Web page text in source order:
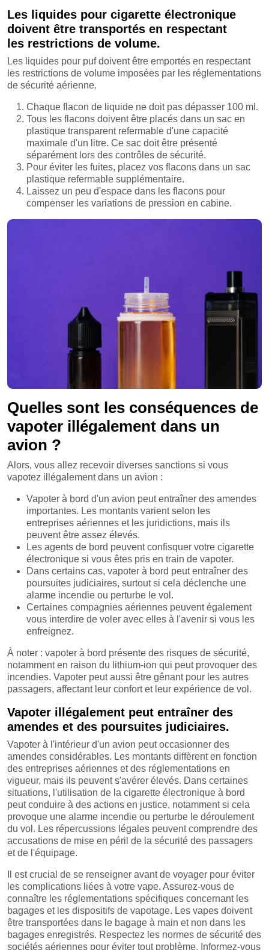
Les liquides pour cigarette électronique
doivent être transportés en respectant
les restrictions de volume.
Les liquides pour puf doivent être emportés en respectant
les restrictions de volume imposées par les réglementations
de sécurité aérienne.
Chaque flacon de liquide ne doit pas dépasser 100 ml.
Tous les flacons doivent être placés dans un sac en
plastique transparent refermable d'une capacité
maximale d'un litre. Ce sac doit être présenté
séparément lors des contrôles de sécurité.
Pour éviter les fuites, placez vos flacons dans un sac
plastique refermable supplémentaire.
Laissez un peu d'espace dans les flacons pour
compenser les variations de pression en cabine.
Quelles sont les conséquences de
vapoter illégalement dans un
avion ?
Alors, vous allez recevoir diverses sanctions si vous
vapotez illégalement dans un avion :
Vapoter à bord d'un avion peut entraîner des amendes
importantes. Les montants varient selon les
entreprises aériennes et les juridictions, mais ils
peuvent être assez élevés.
Les agents de bord peuvent confisquer votre cigarette
électronique si vous êtes pris en train de vapoter.
Dans certains cas, vapoter à bord peut entraîner des
poursuites judiciaires, surtout si cela déclenche une
alarme incendie ou perturbe le vol.
Certaines compagnies aériennes peuvent également
vous interdire de voler avec elles à l'avenir si vous les
enfreignez.
À noter : vapoter à bord présente des risques de sécurité,
notamment en raison du lithium-ion qui peut provoquer des
incendies. Vapoter peut aussi être gênant pour les autres
passagers, affectant leur confort et leur expérience de vol.
Vapoter illégalement peut entraîner des
amendes et des poursuites judiciaires.
Vapoter à l'intérieur d'un avion peut occasionner des
amendes considérables. Les montants diffèrent en fonction
des entreprises aériennes et des réglementations en
vigueur, mais ils peuvent s'avérer élevés. Dans certaines
situations, l'utilisation de la cigarette électronique à bord
peut conduire à des actions en justice, notamment si cela
provoque une alarme incendie ou perturbe le déroulement
du vol. Les répercussions légales peuvent comprendre des
accusations de mise en péril de la sécurité des passagers
et de l'équipage.
Il est crucial de se renseigner avant de voyager pour éviter
les complications liées à votre vape. Assurez-vous de
connaître les réglementations spécifiques concernant les
bagages et les dispositifs de vapotage. Les vapes doivent
être transportées dans le bagage à main et non dans les
bagages enregistrés. Respectez les normes de sécurité des
sociétés aériennes pour éviter tout problème. Informez-vous